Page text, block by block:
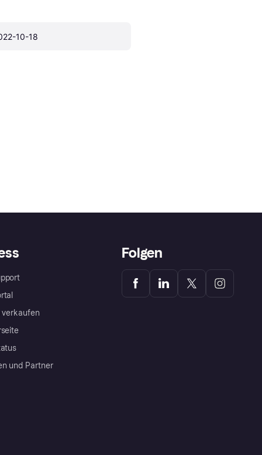
10-18
verkaufen
und Partner
Folgen